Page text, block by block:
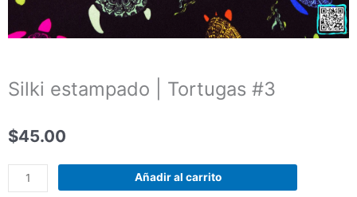
Silki estampado | Tortugas #3
$45.00
Silki
estampado
Añadir al carrito